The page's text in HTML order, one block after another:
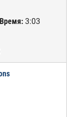
Время:3:03